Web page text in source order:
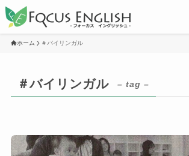
ホーム ＃バイリンガル
＃バイリンガル – tag –